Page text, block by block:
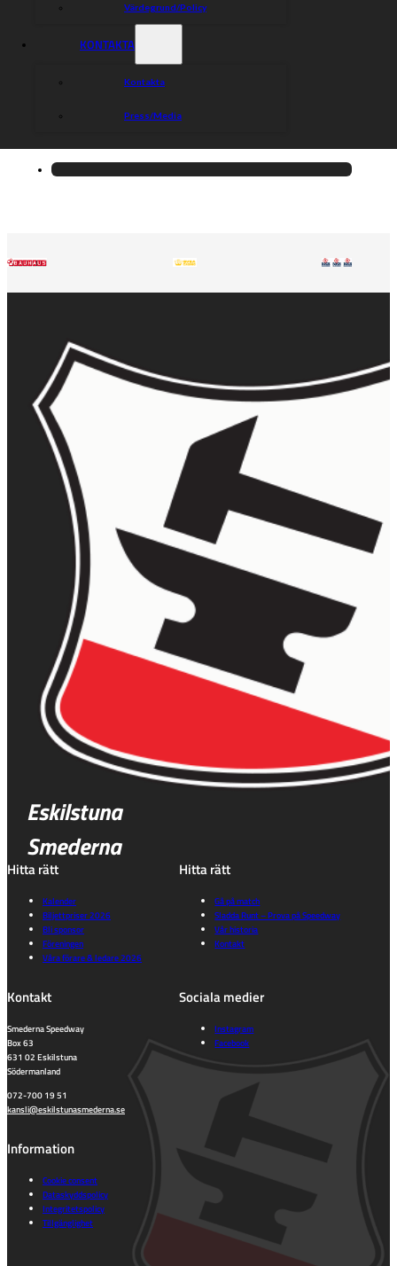
Värdegrund/Policy
KONTAKTA
Kontakta
Press/Media
Eskilstuna
Smederna
Hitta rätt
Kalender
Biljettpriser 2026
Bli sponsor
Föreningen
Våra förare & ledare 2026
Hitta rätt
Gå på match
Sladda Runt – Prova på Speedway
Vår historia
Kontakt
Kontakt
Smederna Speedway
Box 63
631 02 Eskilstuna
Södermanland
072-700 19 51
kansli@eskilstunasmederna.se
Sociala medier
Instagram
Facebook
Information
Cookie consent
Dataskyddspolicy
Integritetspolicy
Tillgänglighet